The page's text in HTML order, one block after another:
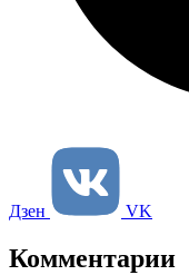
Дзен VK
Комментарии